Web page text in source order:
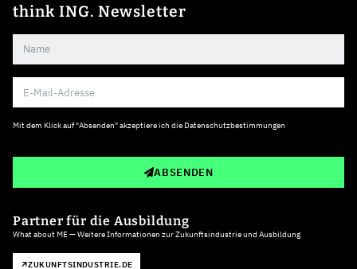
think ING. Newsletter
Mit dem Klick auf "Absenden" akzeptiere ich die Datenschutzbestimmungen
ABSENDEN
Partner für die Ausbildung
What about ME — Weitere Informationen zur Zukunftsindustrie und Ausbildung
ZUKUNFTSINDUSTRIE.DE